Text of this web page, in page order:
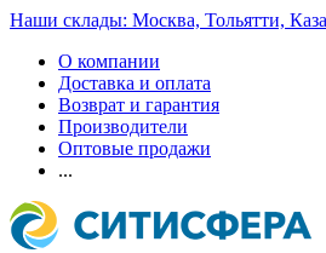
Наши склады: Москва, Тольятти,
О компании
Доставка и оплата
Возврат и гарантия
Производители
Оптовые продажи
...